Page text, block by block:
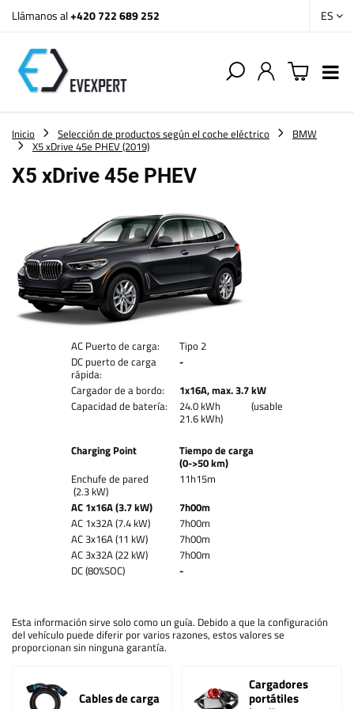
Llámanos al+420 722 689 252 ES
Inicio Selección de productos según el coche eléctrico
BMW
X5 xDrive 45e PHEV (2019)
X5 xDrive 45e PHEV
AC Puerto de carga:
Tipo 2
DC puerto de carga
rápida:
-
Cargador de a bordo:
1x16A, max. 3.7 kW
Capacidad de batería:
24.0 kWh (usable
21.6 kWh)
Charging Point
Tiempo de carga
(0->50 km)
Enchufe de pared
(2.3 kW)
11h15m
AC 1x16A (3.7 kW)
7h00m
AC 1x32A (7.4 kW)
7h00m
AC 3x16A (11 kW)
7h00m
AC 3x32A (22 kW)
7h00m
DC (80%SOC)
-
Esta información sirve solo como un guía. Debido a que la configuración
del vehículo puede diferir por varios razones, estos valores se
proporcionan sin ninguna garantía.
Cables de carga
Cargadores
portátiles